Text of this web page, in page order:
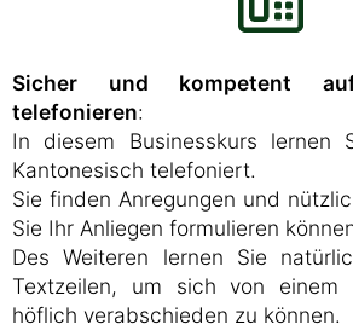
Sicher und kompetent
telefonieren:
In diesem Businesskurs lernen
Kantonesisch telefoniert.
Sie finden Anregungen und
Sie Ihr Anliegen formulieren
Des Weiteren lernen Sie
Textzeilen, um sich von einem
höflich verabschieden zu können.